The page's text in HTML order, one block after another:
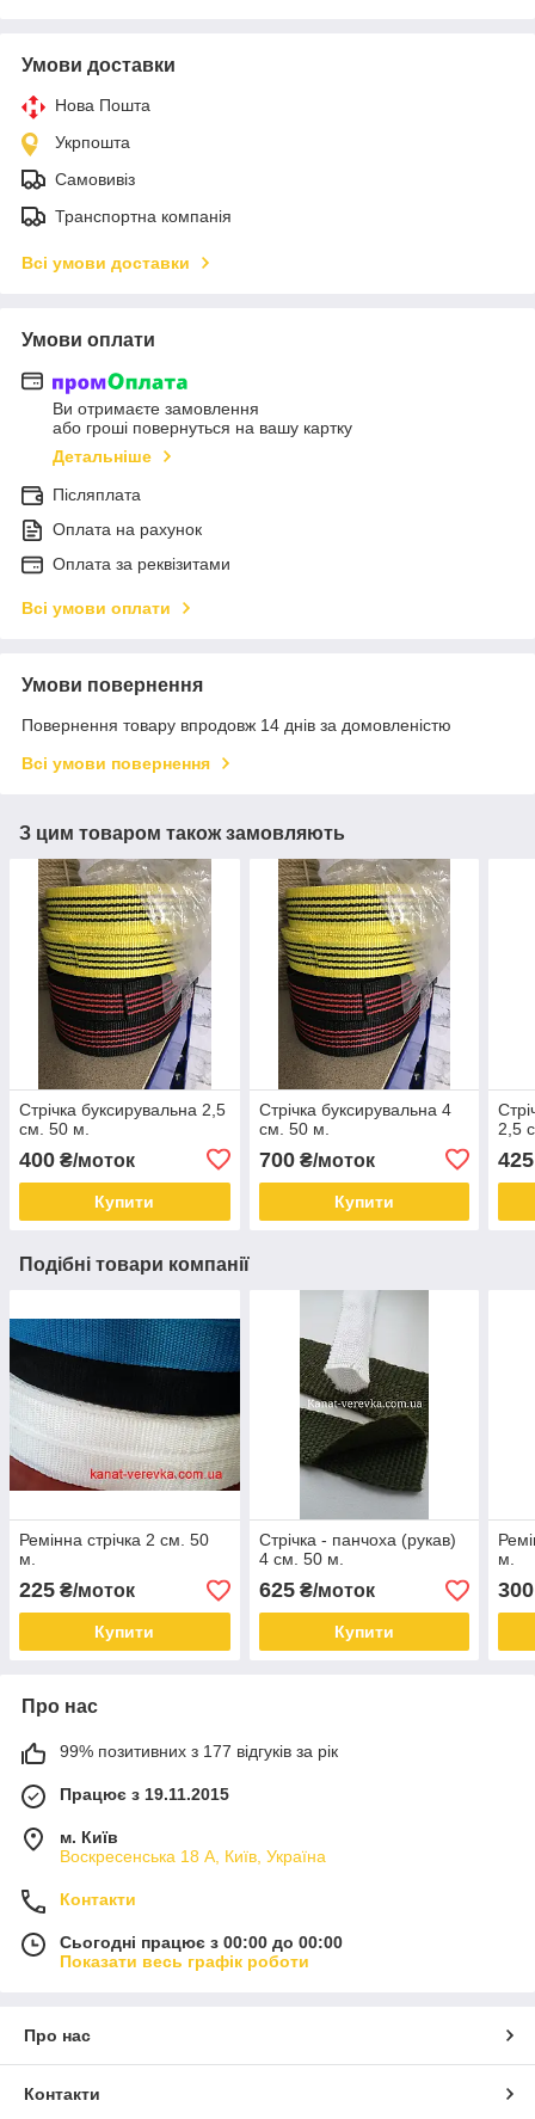
Умови доставки
Нова Пошта
Укрпошта
Самовивіз
Транспортна компанія
Всі умови доставки
Умови оплати
Ви отримаєте замовлення
або гроші повернуться на вашу картку
Детальніше
Післяплата
Оплата на рахунок
Оплата за реквізитами
Всі умови оплати
Умови повернення
Повернення товару впродовж 14 днів за домовленістю
Всі умови повернення
З цим товаром також замовляють
Стрічка буксирувальна 2,5
см. 50 м.
400 ₴/моток
Купити
Стрічка буксирувальна 4
см. 50 м.
700₴/моток
Купити
2,5
425
Подібні товари компанії
Ремінна стрічка 2 см. 50
м.
225 ₴/моток
Купити
Стрічка - панчоха (рукав)
4 см. 50 м.
625₴/моток
Купити
м.
300
Про нас
99% позитивних з 177 відгуків за рік
Працює з 19.11.2015
м. Київ
Воскресенська 18 А, Київ, Україна
Контакти
Сьогодні працює з 00:00 до 00:00
Показати весь графік роботи
Про нас
Контакти